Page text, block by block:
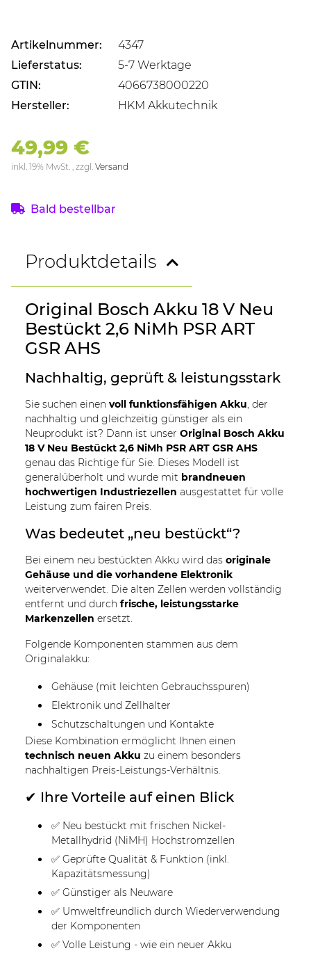
Artikelnummer:
4347
Lieferstatus:
5-7 Werktage
GTIN:
4066738000220
Hersteller:
HKM Akkutechnik
49,99 €
inkl. 19% MwSt. , zzgl. Versand
Bald bestellbar
Produktdetails
Original Bosch Akku 18 V Neu
Bestückt 2,6 NiMh PSR ART
GSR AHS
Nachhaltig, geprüft & leistungsstark
Sie suchen einen voll funktionsfähigen Akku , der
nachhaltig und gleichzeitig günstiger als ein
Neuprodukt ist? Dann ist unser Original Bosch Akku
18 V Neu Bestückt 2,6 NiMh PSR ART GSR AHS
genau das Richtige für Sie. Dieses Modell ist
generalüberholt und wurde mit brandneuen
hochwertigen Industriezellen ausgestattet für volle
Leistung zum fairen Preis.
Was bedeutet „neu bestückt“?
Bei einem neu bestückten Akku wird das originale
Gehäuse und die vorhandene Elektronik
weiterverwendet. Die alten Zellen werden vollständig
entfernt und durch frische, leistungsstarke
Markenzellen ersetzt.
Folgende Komponenten stammen aus dem
Originalakku:
Gehäuse (mit leichten Gebrauchsspuren)
Elektronik und Zellhalter
Schutzschaltungen und Kontakte
Diese Kombination ermöglicht Ihnen einen
technisch neuen Akku zu einem besonders
nachhaltigen Preis-Leistungs-Verhältnis.
✔ Ihre Vorteile auf einen Blick
✅ Neu bestückt mit frischen Nickel-
Metallhydrid (NiMH) Hochstromzellen
✅ Geprüfte Qualität & Funktion (inkl.
Kapazitätsmessung)
✅ Günstiger als Neuware
✅ Umweltfreundlich durch Wiederverwendung
der Komponenten
✅ Volle Leistung - wie ein neuer Akku